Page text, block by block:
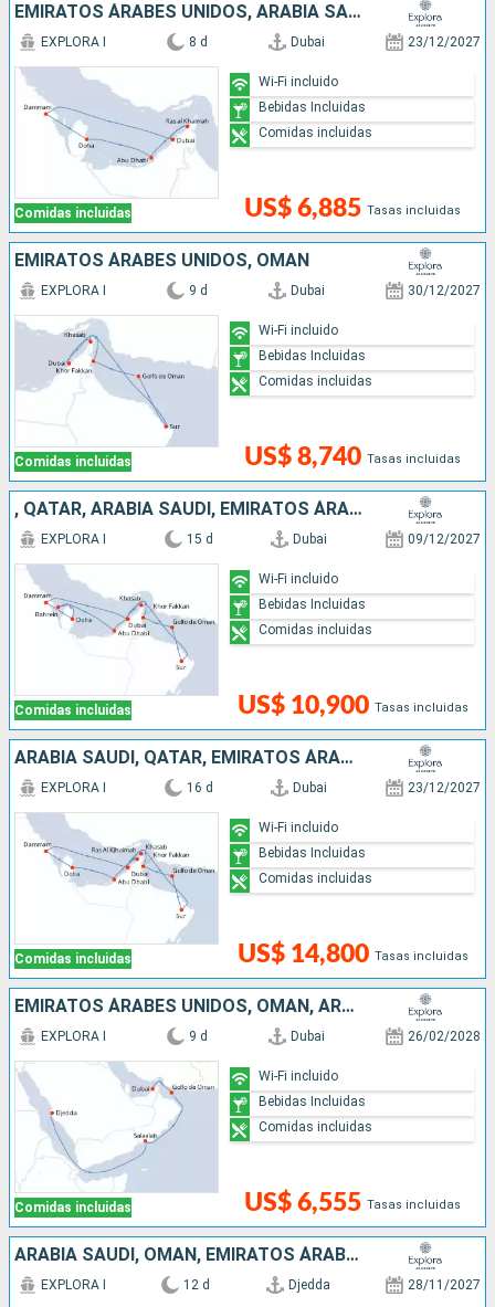
EMIRATOS ÁRABES UNIDOS, ARABIA SAUDÍ, QATAR
Comidas incluidas
EXPLORA I 8 d Dubai 23/12/2027
US$ 6,885 Tasas incluidas
Wi-Fi incluido
Bebidas Incluidas
Comidas incluidas
EMIRATOS ÁRABES UNIDOS, OMAN
Comidas incluidas
EXPLORA I 9 d Dubai 30/12/2027
US$ 8,740 Tasas incluidas
Wi-Fi incluido
Bebidas Incluidas
Comidas incluidas
, QATAR, ARABIA SAUDÍ, EMIRATOS ÁRABES UNIDOS, OMAN
Comidas incluidas
EXPLORA I 15 d Dubai 09/12/2027
US$ 10,900 Tasas incluidas
Wi-Fi incluido
Bebidas Incluidas
Comidas incluidas
ARABIA SAUDÍ, QATAR, EMIRATOS ÁRABES UNIDOS, OMAN
Comidas incluidas
EXPLORA I 16 d Dubai 23/12/2027
US$ 14,800 Tasas incluidas
Wi-Fi incluido
Bebidas Incluidas
Comidas incluidas
EMIRATOS ÁRABES UNIDOS, OMAN, ARABIA SAUDÍ
Comidas incluidas
EXPLORA I 9 d Dubai 26/02/2028
US$ 6,555 Tasas incluidas
Wi-Fi incluido
Bebidas Incluidas
Comidas incluidas
ARABIA SAUDÍ, OMAN, EMIRATOS ÁRABES UNIDOS
EXPLORA I 12 d Djedda 28/11/2027